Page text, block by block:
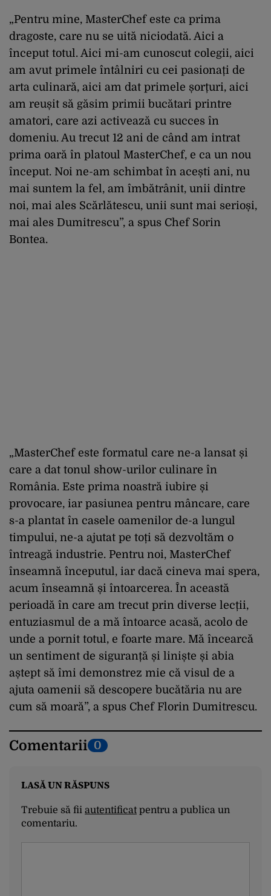
„Pentru mine, MasterChef este ca prima
dragoste, care nu se uită niciodată. Aici a
început totul. Aici mi-am cunoscut colegii, aici
am avut primele întâlniri cu cei pasionați de
arta culinară, aici am dat primele șorțuri, aici
am reușit să găsim primii bucătari printre
amatori, care azi activează cu succes în
domeniu. Au trecut 12 ani de când am intrat
prima oară în platoul MasterChef, e ca un nou
început. Noi ne-am schimbat în acești ani, nu
mai suntem la fel, am îmbătrânit, unii dintre
noi, mai ales Scărlătescu, unii sunt mai serioși,
mai ales Dumitrescu”, a spus Chef Sorin
Bontea.
„MasterChef este formatul care ne-a lansat și
care a dat tonul show-urilor culinare în
România. Este prima noastră iubire și
provocare, iar pasiunea pentru mâncare, care
s-a plantat în casele oamenilor de-a lungul
timpului, ne-a ajutat pe toți să dezvoltăm o
întreagă industrie. Pentru noi, MasterChef
înseamnă începutul, iar dacă cineva mai spera,
acum înseamnă și întoarcerea. În această
perioadă în care am trecut prin diverse lecții,
entuziasmul de a mă întoarce acasă, acolo de
unde a pornit totul, e foarte mare. Mă încearcă
un sentiment de siguranță și liniște și abia
aștept să îmi demonstrez mie că visul de a
ajuta oamenii să descopere bucătăria nu are
cum să moară”, a spus Chef Florin Dumitrescu.
Comentarii 0
LASĂ UN RĂSPUNS
Trebuie să fii autentificatpentru a publica un
comentariu.